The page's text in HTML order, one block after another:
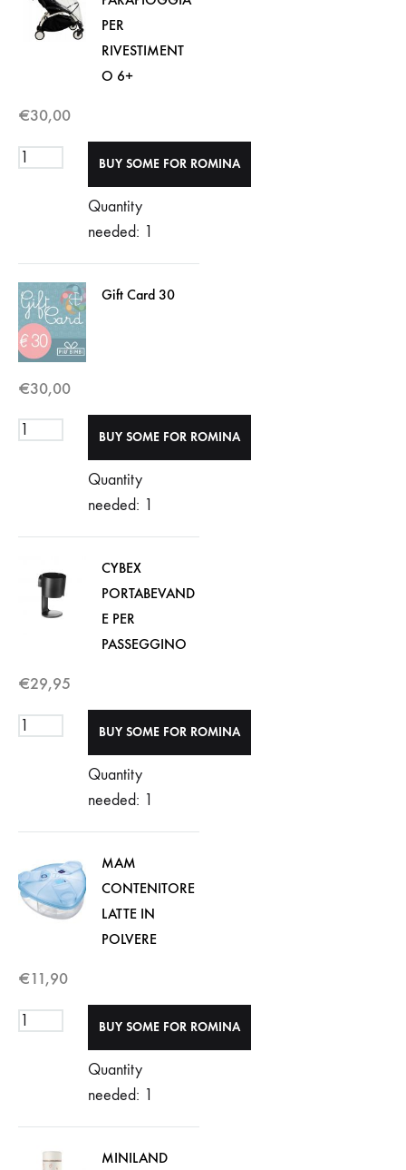
PER
RIVESTIMENT
O 6+
€30,00
Quantity
needed: 1
Gift Card 30
€30,00
Quantity
needed: 1
CYBEX
PORTABEVAND
E PER
PASSEGGINO
€29,95
Quantity
needed: 1
MAM
CONTENITORE
LATTE IN
POLVERE
€11,90
Quantity
needed: 1
MINILAND